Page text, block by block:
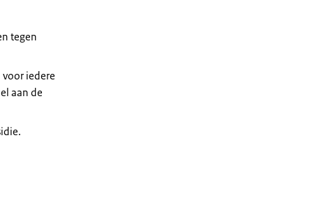
tegen
iedere
aan de